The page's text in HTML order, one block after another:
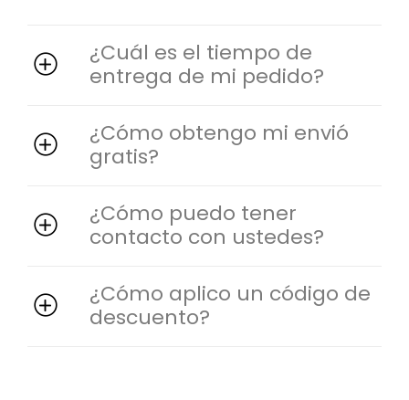
¿Cuál es el tiempo de
entrega de mi pedido?
¿Cómo obtengo mi envió
gratis?
¿Cómo puedo tener
contacto con ustedes?
¿Cómo aplico un código de
descuento?